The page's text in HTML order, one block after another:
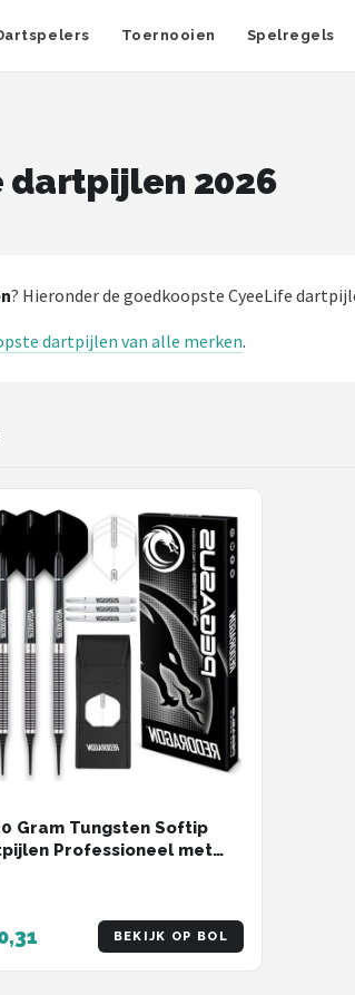
Toernooien Spelregels
dartpijlen 2026
? Hieronder de goedkoopste CyeeLife
dartpijlen van alle merken.
Gram Tungsten Softip
Professioneel met
BEKIJK OP BOL